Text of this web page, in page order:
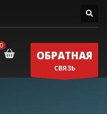
ОБРАТНАЯ
СВЯЗЬ